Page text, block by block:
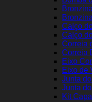
Calço
Calço
Correia
Correia
Eixo
Eixo de
Junta
Junta
Kit